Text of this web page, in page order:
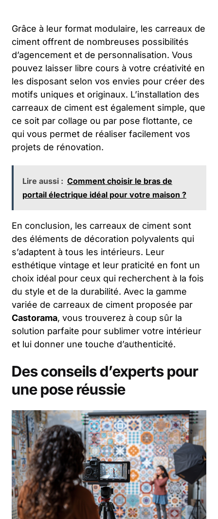
Grâce à leur format modulaire, les carreaux de
ciment offrent de nombreuses possibilités
d’agencement et de personnalisation. Vous
pouvez laisser libre cours à votre créativité en
les disposant selon vos envies pour créer des
motifs uniques et originaux. L’installation des
carreaux de ciment est également simple, que
ce soit par collage ou par pose flottante, ce
qui vous permet de réaliser facilement vos
projets de rénovation.
Lire aussi : Comment choisir le bras de
portail électrique idéal pour votre maison ?
En conclusion, les carreaux de ciment sont
des éléments de décoration polyvalents qui
s’adaptent à tous les intérieurs. Leur
esthétique vintage et leur praticité en font un
choix idéal pour ceux qui recherchent à la fois
du style et de la durabilité. Avec la gamme
variée de carreaux de ciment proposée par
Castorama, vous trouverez à coup sûr la
solution parfaite pour sublimer votre intérieur
et lui donner une touche d’authenticité.
Des conseils d’experts pour
une pose réussie